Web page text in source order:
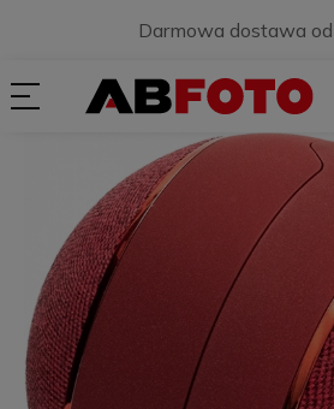
Darmowa dostawa